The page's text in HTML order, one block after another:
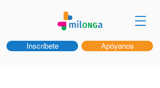
Inscríbete Apóyanos